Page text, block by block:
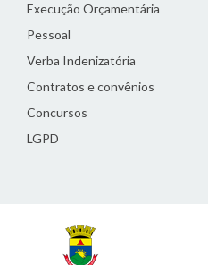
Execução Orçamentária
Pessoal
Verba Indenizatória
Contratos e convênios
Concursos
LGPD